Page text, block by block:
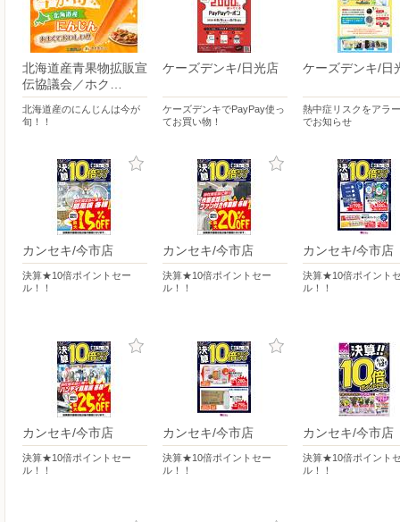
北海道産青果物拡販宣
伝協議会／ホク…
北海道産のにんじんは今が
旬！！
ケーズデンキ/日光店
ケーズデンキでPayPay使っ
てお買い物！
ケーズデンキ/日
熱中症リスクをアラ
でお知らせ
カンセキ/今市店
決算★10倍ポイントセー
ル！！
カンセキ/今市店
決算★10倍ポイントセー
ル！！
カンセキ/今市店
決算★10倍ポイント
ル！！
カンセキ/今市店
決算★10倍ポイントセー
ル！！
カンセキ/今市店
決算★10倍ポイントセー
ル！！
カンセキ/今市店
決算★10倍ポイント
ル！！